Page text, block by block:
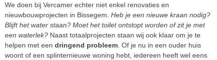
We doen bij Vercamer echter niet enkel renovaties en
nieuwbouwprojecten in Bissegem. Heb je een nieuwe kraan nodig?
Blijft het water staan? Moet het toilet ontstopt worden of zit je met
een waterlek? Naast totaalprojecten staan wij ook klaar om je te
helpen met een dringend probleem . Of je nu in een ouder huis
woont of een splinternieuwe woning hebt, iedereen heeft wel eens